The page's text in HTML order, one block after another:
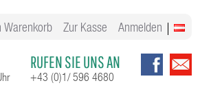
Warenkorb Zur Kasse Anmelden
RUFEN SIE UNS AN
+43 (0)1/ 596 4680